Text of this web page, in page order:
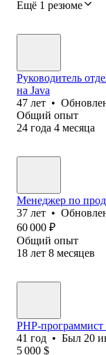
Ещё 1 резюме
Руководитель
на Java
47 лет •
Общий опыт
24 года 4 месяца
Менеджер по
37 лет •
60 000 ₽
Общий опыт
18 лет 8 месяцев
PHP-программист
41 год • Был 20
5 000 $